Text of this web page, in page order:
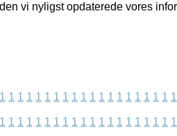
vi nyligst opdaterede vores
1 1 1 1 1 1 1 1 1 1 1 1 1 1 1 1 1 1 1 1
1 1 1 1 1 1 1 1 1 1 1 1 1 1 1 1 1 1 1 1